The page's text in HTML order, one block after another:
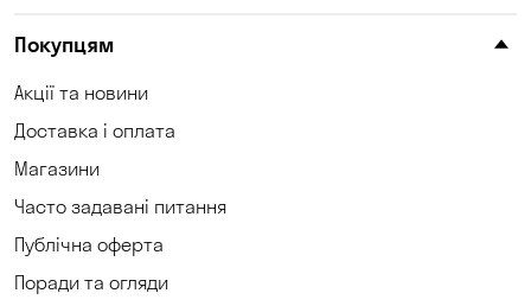
Корсунці
Коцюбинське
Крюківщина
Покупцям
Акції та новини
Доставка і оплата
Магазини
Часто задавані питання
Публічна оферта
Поради та огляди